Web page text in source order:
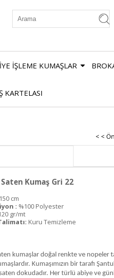
İŞLEME KUMAŞLAR
KARTELASI
< <
Kumaş Gri 22
cm
: %100 Polyester
gr/mt
Kuru Temizleme
kumaşlar doğal renkte ve nopeler
Kumaşımızın bir tarafı
dokudadır. Her türlü abiye ve